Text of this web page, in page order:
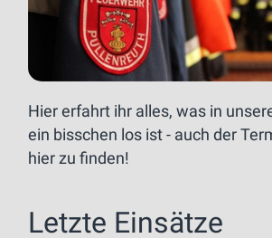
Hier erfahrt ihr alles, was in
ein bisschen los ist - auch der
hier zu finden!
Letzte Einsätze